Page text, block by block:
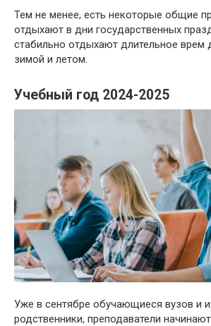
Тем не менее, есть некоторые общие
отдыхают в дни государственных
стабильно отдыхают длительное врем
зимой и летом.
Учебный год 2024-2025
Уже в сентябре обучающиеся вузов и
родственники, преподаватели